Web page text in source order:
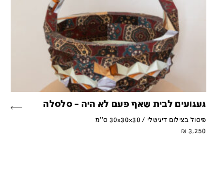
געגועים לבית שאף פעם לא היה – סלסלה
פיסול בצילום דיגיטלי / 30x30x30 ס''מ
3,250
₪